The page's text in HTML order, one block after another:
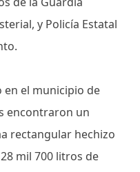
y Policía Estatal
en el municipio de
encontraron un
rectangular hechizo
mil 700 litros de